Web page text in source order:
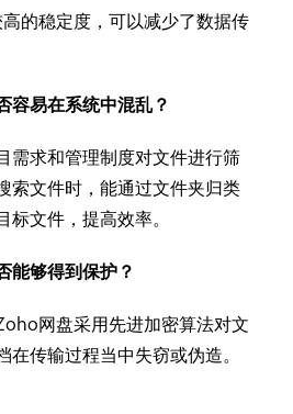
的稳定度，可以减少了数据传
容易在系统中混乱？
需求和管理制度对文件进行筛
索文件时，能通过文件夹归类
标文件，提高效率。
能够得到保护？
网盘采用先进加密算法对文
在传输过程当中失窃或伪造。